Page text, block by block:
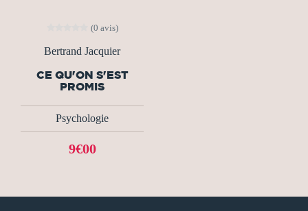
(0 avis)
Bertrand Jacquier
CE QU'ON S'EST
PROMIS
Psychologie
9€00